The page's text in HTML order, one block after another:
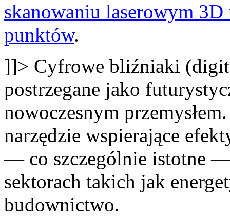
skanowaniu laserowym
punktów.
]]> Cyfrowe bliźniaki
postrzegane jako
nowoczesnym
narzędzie wspierające
— co szczególnie istotne
sektorach takich jak
budownictwo.